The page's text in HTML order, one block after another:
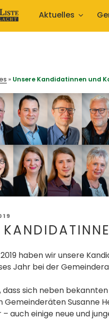
Aktuelles
» Unsere Kandidatinnen und
haben wir unsere
Jahr bei der
dass sich neben
Susanne
– auch einige neue und